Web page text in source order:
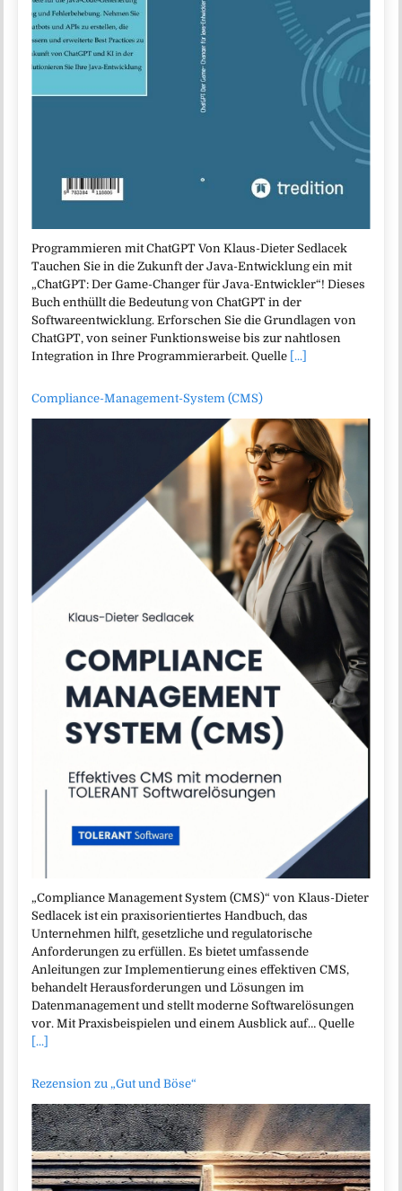
Programmieren mit ChatGPT Von Klaus-Dieter Sedlacek
Tauchen Sie in die Zukunft der Java-Entwicklung ein mit
„ChatGPT: Der Game-Changer für Java-Entwickler“! Dieses
Buch enthüllt die Bedeutung von ChatGPT in der
Softwareentwicklung. Erforschen Sie die Grundlagen von
ChatGPT, von seiner Funktionsweise bis zur nahtlosen
Integration in Ihre Programmierarbeit. Quelle [...]
Compliance-Management-System (CMS)
„Compliance Management System (CMS)“ von Klaus-Dieter
Sedlacek ist ein praxisorientiertes Handbuch, das
Unternehmen hilft, gesetzliche und regulatorische
Anforderungen zu erfüllen. Es bietet umfassende
Anleitungen zur Implementierung eines effektiven CMS,
behandelt Herausforderungen und Lösungen im
Datenmanagement und stellt moderne Softwarelösungen
vor. Mit Praxisbeispielen und einem Ausblick auf… Quelle
[...]
Rezension zu „Gut und Böse“